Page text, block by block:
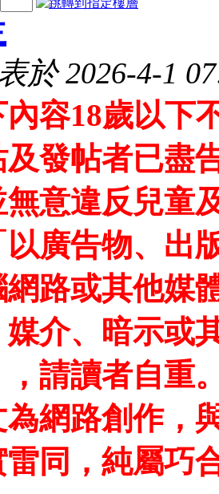
於 2026-4-1
內容18歲以下
及發帖者已盡
意違反兒童
以廣告物、出
網路或其他媒
媒介、暗示或
，請讀者自重
為網路創作，
雷同，純屬巧